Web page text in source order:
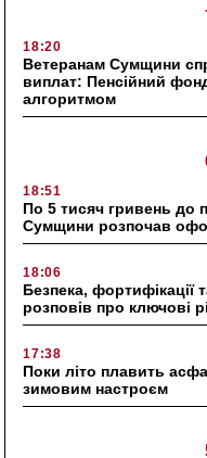
18:20
Ветеранам Сумщини
виплат: Пенсійний
алгоритмом
18:51
По 5 тисяч гривень до
Сумщини розпочав
18:06
Безпека, фортифікації
розповів про ключові
17:38
Поки літо плавить
зимовим настроєм